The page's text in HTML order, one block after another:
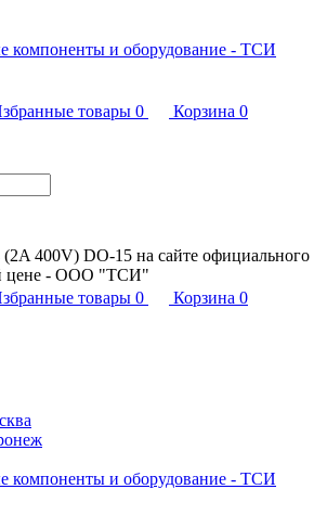
товары 0 Корзина 0
400V) DO-15 на сайте официального
цене - ООО "ТСИ"
товары 0 Корзина 0